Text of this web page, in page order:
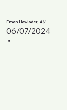
Emon Howlader,AU
06/07/2024
"